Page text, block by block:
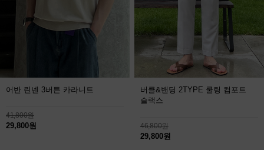
어반 린넨 3버튼 카라니트
41,800원
29,800원
버클&밴딩 2TYPE 쿨링 컴포트
슬랙스
46,800원
29,800원